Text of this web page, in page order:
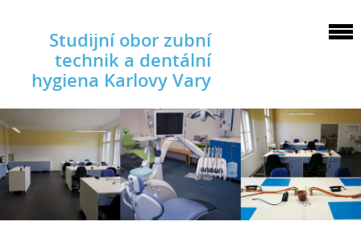
Studijní obor zubní
technik a dentální
hygiena Karlovy Vary